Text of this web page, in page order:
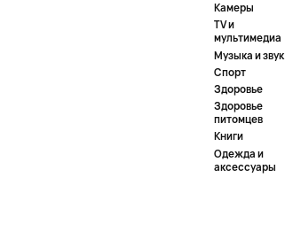
Камеры
TV и
мультимедиа
Музыка и звук
Спорт
Здоровье
Здоровье
питомцев
Книги
Одежда и
аксессуары